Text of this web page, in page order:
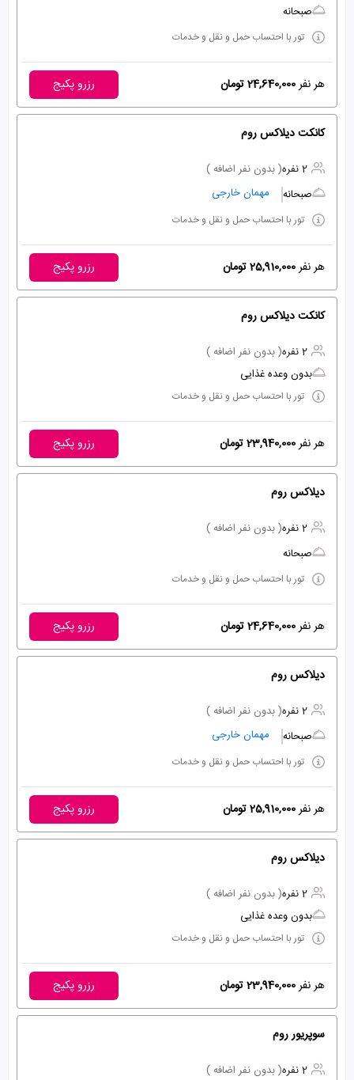
صبحانه
تور با احتساب حمل و نقل و خدمات
هر نفر24,640,000 تومان رزرو پکیج
کانکت دیلاکس روم
2 نفره
( بدون نفر اضافه )
صبحانه
مهمان خارجی
تور با احتساب حمل و نقل و خدمات
هر نفر25,910,000 تومان رزرو پکیج
کانکت دیلاکس روم
2 نفره
( بدون نفر اضافه )
بدون وعده غذایی
تور با احتساب حمل و نقل و خدمات
هر نفر23,940,000 تومان رزرو پکیج
دیلاکس روم
2 نفره
( بدون نفر اضافه )
صبحانه
تور با احتساب حمل و نقل و خدمات
هر نفر24,640,000 تومان رزرو پکیج
دیلاکس روم
2 نفره
( بدون نفر اضافه )
صبحانه
مهمان خارجی
تور با احتساب حمل و نقل و خدمات
هر نفر25,910,000 تومان رزرو پکیج
دیلاکس روم
2 نفره
( بدون نفر اضافه )
بدون وعده غذایی
تور با احتساب حمل و نقل و خدمات
هر نفر23,940,000 تومان رزرو پکیج
سوپریور روم
2 نفره
( بدون نفر اضافه )